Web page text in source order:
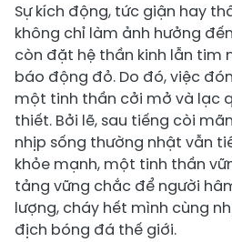
Sự kích động, tức giận hay
không chỉ làm ảnh hưởng
còn đặt hệ thần kinh lẫn tim
báo động đỏ. Do đó, việc
một tinh thần cởi mở và lạc
thiết. Bởi lẽ, sau tiếng còi
nhịp sống thường nhật vẫn
khỏe mạnh, một tinh thần
tảng vững chắc để người
lượng, cháy hết mình cùng
địch bóng đá thế giới.